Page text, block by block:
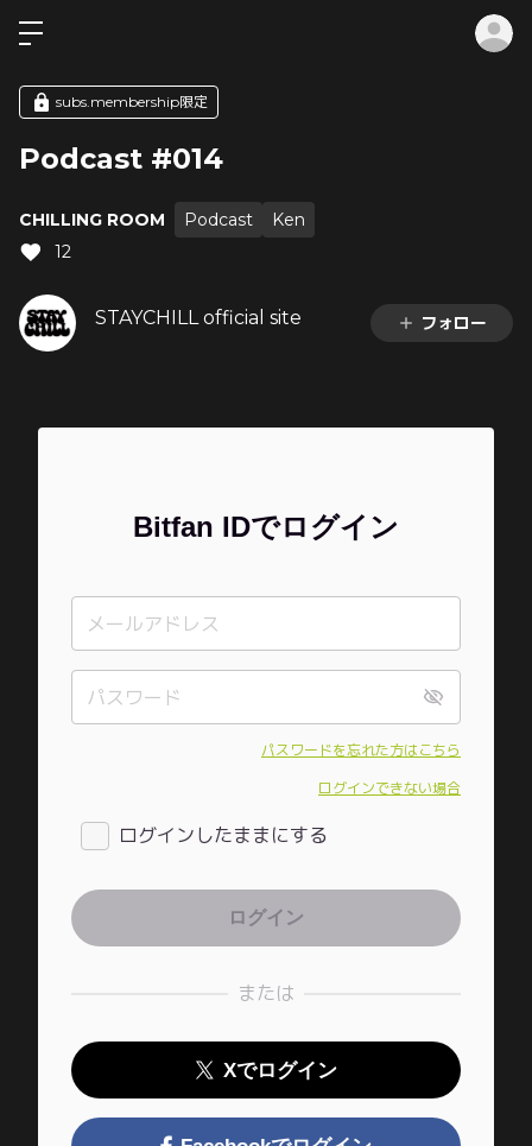
subs.membership限定
Podcast #014
CHILLING ROOM Podcast
Ken
12
STAYCHILL official site フォロー
Bitfan IDでログイン
パスワードを忘れた方はこちら
ログインできない場合
ログインしたままにする
または
Xでログイン